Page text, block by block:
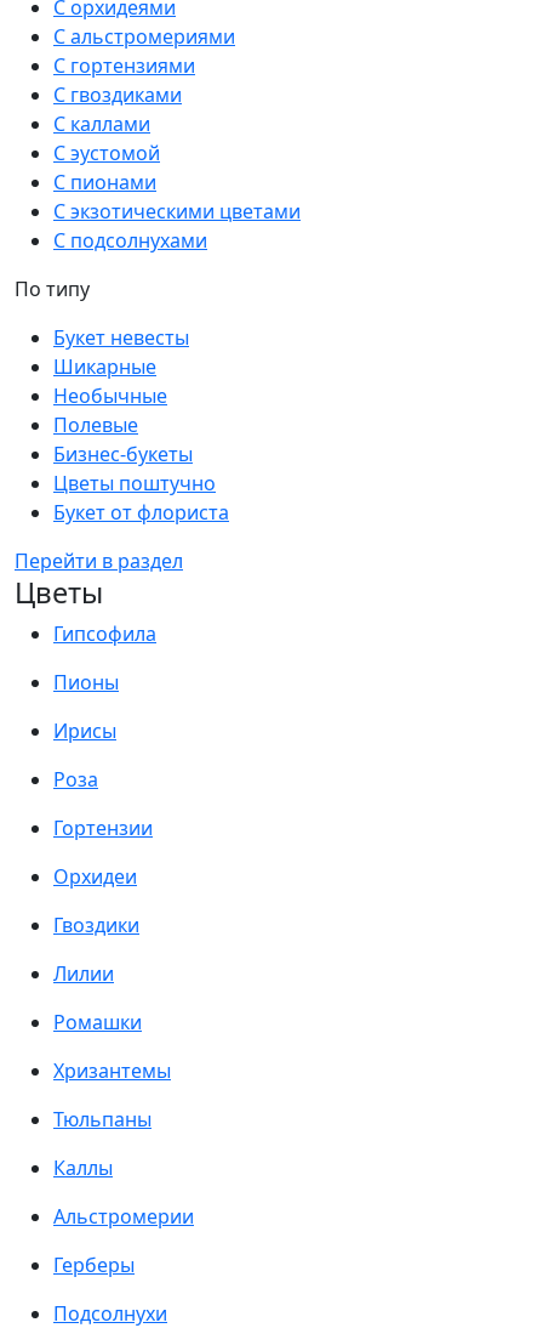
С орхидеями
С альстромериями
С гортензиями
С гвоздиками
С каллами
С эустомой
С пионами
С экзотическими цветами
С подсолнухами
По типу
Букет невесты
Шикарные
Необычные
Полевые
Бизнес-букеты
Цветы поштучно
Букет от флориста
Перейти в раздел
Цветы
Гипсофила
Пионы
Ирисы
Роза
Гортензии
Орхидеи
Гвоздики
Лилии
Ромашки
Хризантемы
Тюльпаны
Каллы
Альстромерии
Герберы
Подсолнухи